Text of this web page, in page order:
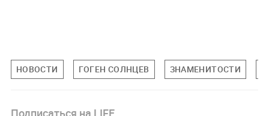
НОВОСТИ ГОГЕН СОЛНЦЕВ ЗНАМЕНИТОСТИ
Подписаться на LIFE